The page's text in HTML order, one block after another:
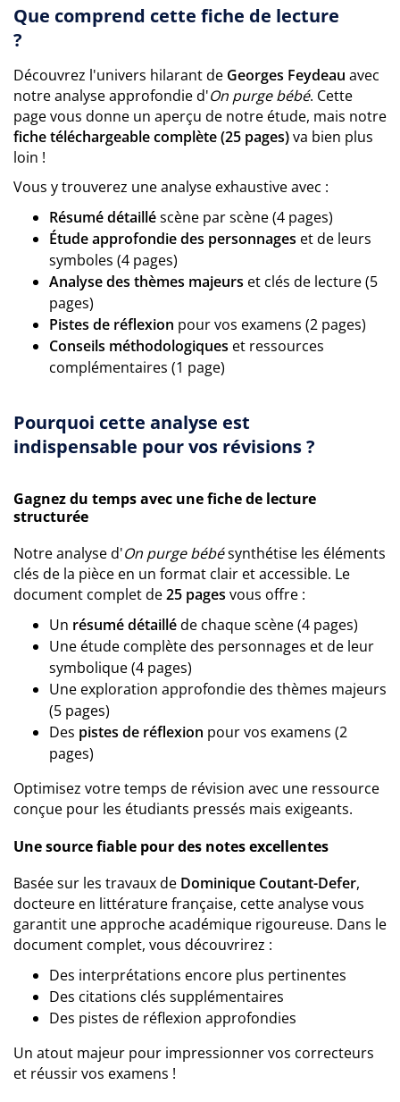
Que comprend cette fiche de lecture
?
Découvrez l'univers hilarant de Georges Feydeau avec
notre analyse approfondie d'On purge bébé. Cette
page vous donne un aperçu de notre étude, mais notre
fiche téléchargeable complète (25 pages)va bien plus
loin !
Vous y trouverez une analyse exhaustive avec :
Résumé détailléscène par scène (4 pages)
Étude approfondie des personnages et de leurs
symboles (4 pages)
Analyse des thèmes majeurs et clés de lecture (5
pages)
Pistes de réflexion pour vos examens (2 pages)
Conseils méthodologiques et ressources
complémentaires (1 page)
Pourquoi cette analyse est
indispensable pour vos révisions ?
Gagnez du temps avec une fiche de lecture
structurée
Notre analyse d'On purge bébésynthétise les éléments
clés de la pièce en un format clair et accessible. Le
document complet de25 pages vous offre :
Un résumé détailléde chaque scène (4 pages)
Une étude complète des personnages et de leur
symbolique (4 pages)
Une exploration approfondie des thèmes majeurs
(5 pages)
Des pistes de réflexion pour vos examens (2
pages)
Optimisez votre temps de révision avec une ressource
conçue pour les étudiants pressés mais exigeants.
Une source fiable pour des notes excellentes
Basée sur les travaux de Dominique Coutant-Defer,
docteure en littérature française, cette analyse vous
garantit une approche académique rigoureuse. Dans le
document complet, vous découvrirez :
Des interprétations encore plus pertinentes
Des citations clés supplémentaires
Des pistes de réflexion approfondies
Un atout majeur pour impressionner vos correcteurs
et réussir vos examens !